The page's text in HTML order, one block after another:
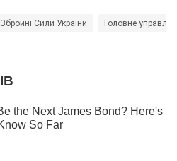
Збройні Сили України Головне